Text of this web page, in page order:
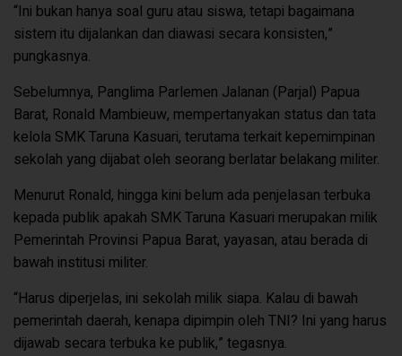
“Ini bukan hanya soal guru atau siswa, tetapi bagaimana
sistem itu dijalankan dan diawasi secara konsisten,”
pungkasnya.
Sebelumnya, Panglima Parlemen Jalanan (Parjal) Papua
Barat, Ronald Mambieuw, mempertanyakan status dan tata
kelola SMK Taruna Kasuari, terutama terkait kepemimpinan
sekolah yang dijabat oleh seorang berlatar belakang militer.
Menurut Ronald, hingga kini belum ada penjelasan terbuka
kepada publik apakah SMK Taruna Kasuari merupakan milik
Pemerintah Provinsi Papua Barat, yayasan, atau berada di
bawah institusi militer.
“Harus diperjelas, ini sekolah milik siapa. Kalau di bawah
pemerintah daerah, kenapa dipimpin oleh TNI? Ini yang harus
dijawab secara terbuka ke publik,” tegasnya.